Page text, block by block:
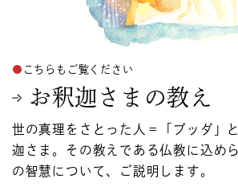
こちらもご覧ください
お釈迦さまの教え
世の真理をさとった人＝「ブッダ」
迦さま。その教えである仏教に込め
の智慧について、ご説明します。